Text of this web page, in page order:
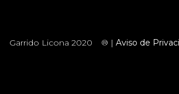
Garrido Licona 2020 ® | Aviso de